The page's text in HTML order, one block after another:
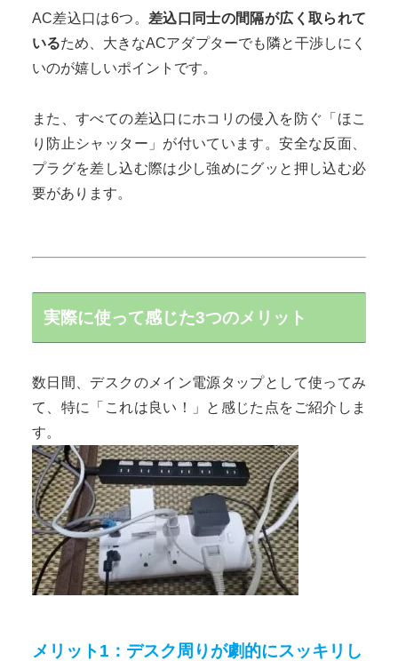
AC差込口は6つ。 差込口同士の間隔が広く取られて
いるため、大きなACアダプターでも隣と干渉しにく
いのが嬉しいポイントです。
また、すべての差込口にホコリの侵入を防ぐ「ほこ
り防止シャッター」が付いています。安全な反面、
プラグを差し込む際は少し強めにグッと押し込む必
要があります。
実際に使って感じた3つのメリット
数日間、デスクのメイン電源タップとして使ってみ
て、特に「これは良い！」と感じた点をご紹介しま
す。
メリット1：デスク周りが劇的にスッキリし